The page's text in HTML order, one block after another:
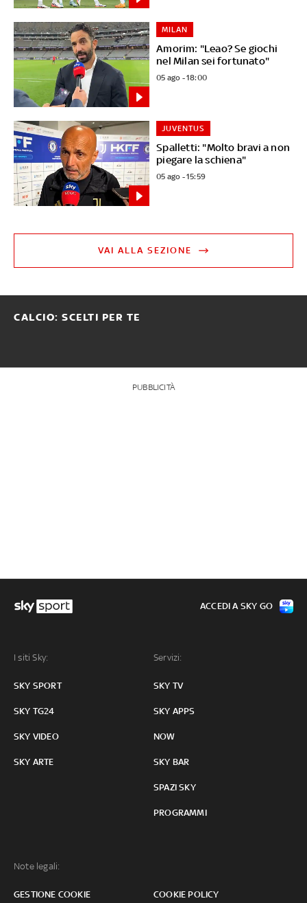
Amorim: "Leao? Se giochi
nel Milan sei fortunato"
MILAN
05 ago - 18:00
Spalletti: "Molto bravi a non
piegare la schiena"
JUVENTUS
05 ago - 15:59
VAI ALLA SEZIONE
CALCIO: SCELTI PER TE
PUBBLICITÀ
I siti Sky:
SKY SPORT
SKY TG24
SKY VIDEO
SKY ARTE
Servizi:
SKY TV
SKY APPS
NOW
SKY BAR
SPAZI SKY
PROGRAMMI
Note legali:
GESTIONE COOKIE COOKIE POLICY
ACCEDI A SKY GO